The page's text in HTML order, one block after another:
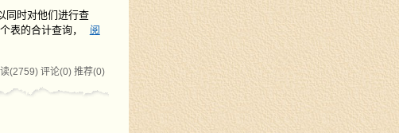
同时对他们进行查
表的合计查询，
阅
(2759) 评论(0) 推荐(0)